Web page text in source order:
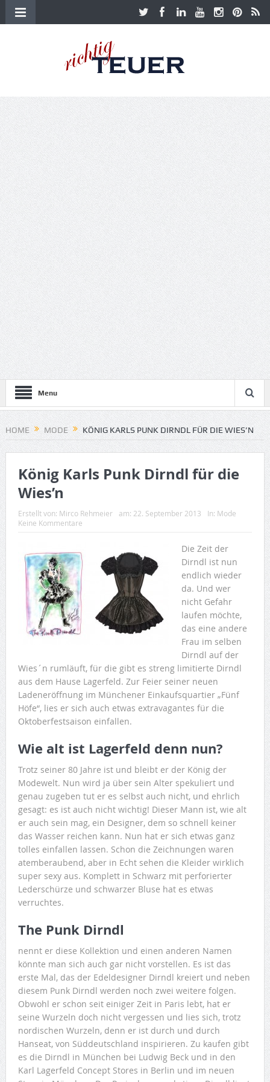
Menu
HOME MODE KÖNIG KARLS PUNK DIRNDL FÜR DIE WIES’N
König Karls Punk Dirndl für die
Wies’n
Erstellt von: Mirco Rehmeier am: 22. September 2013 In: Mode
Keine Kommentare
Die Zeit der
Dirndl ist nun
endlich wieder
da. Und wer
nicht Gefahr
laufen möchte,
das eine andere
Frau im selben
Dirndl auf der
Wies´n rumläuft, für die gibt es streng limitierte Dirndl
aus dem Hause Lagerfeld. Zur Feier seiner neuen
Ladeneröffnung im Münchener Einkaufsquartier „Fünf
Höfe“, lies er sich auch etwas extravagantes für die
Oktoberfestsaison einfallen.
Wie alt ist Lagerfeld denn nun?
Trotz seiner 80 Jahre ist und bleibt er der König der
Modewelt. Nun wird ja über sein Alter spekuliert und
genau zugeben tut er es selbst auch nicht, und ehrlich
gesagt: es ist auch nicht wichtig! Dieser Mann ist, wie alt
er auch sein mag, ein Designer, dem so schnell keiner
das Wasser reichen kann. Nun hat er sich etwas ganz
tolles einfallen lassen. Schon die Zeichnungen waren
atemberaubend, aber in Echt sehen die Kleider wirklich
super sexy aus. Komplett in Schwarz mit perforierter
Lederschürze und schwarzer Bluse hat es etwas
verruchtes.
The Punk Dirndl
nennt er diese Kollektion und einen anderen Namen
könnte man sich auch gar nicht vorstellen. Es ist das
erste Mal, das der Edeldesigner Dirndl kreiert und neben
diesem Punk Dirndl werden noch zwei weitere folgen.
Obwohl er schon seit einiger Zeit in Paris lebt, hat er
seine Wurzeln doch nicht vergessen und lies sich, trotz
nordischen Wurzeln, denn er ist durch und durch
Hanseat, von Süddeutschland inspirieren. Zu kaufen gibt
es die Dirndl in München bei Ludwig Beck und in den
Karl Lagerfeld Concept Stores in Berlin und im neuen